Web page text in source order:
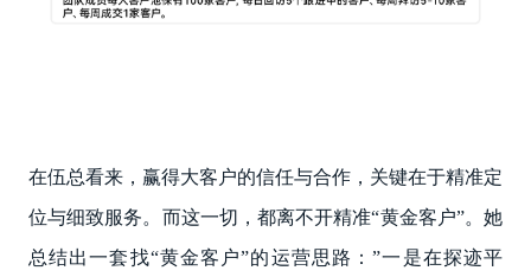
在伍总看来，赢得大客户的信任与合作，关键在于精准定
位与细致服务。而这一切，都离不开精准“黄金客户”。她
总结出一套找“黄金客户”的运营思路：”一是在探迹平